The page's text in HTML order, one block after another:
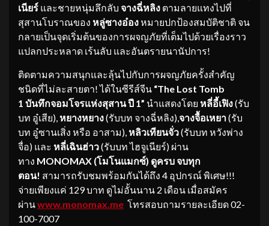
เนียร์ และชายหนุ่มลึกลับ จางฉี่หลิง ตามลายแทงไปที่
สุสานโบราณของ หลู่ซางอ๋องหมายปกป้องสมบัติชาติ จน
กลายเป็นจุดเริ่มต้นของการผจญภัยที่เต็มไปด้วยเรื่องราว
แปลกประหลาด เร้นลับ และอันตรายนานัปการ!
ติดตามความสนุกและลุ้นไปกับการผจญภัยครั้งสำคัญ
ชนิดที่ไม่ละสายตา! ได้ในซีรีส์จีน “The Lost Tomb
1 บันทึกจอมโจรแห่งสุสาน ปี 1” นำแสดงโดย หลี่อี้เฟิง(รับ
บท อู๋เสีย), หยางหยาง(รับบท จางฉี่หลิง),จางจื้อเหยา(รับ
บท อู๋ซานเสิ่ง หรือ อาสาม), หลิวเทียนจั่ว(รับบท หวังพ่าง
จื่อ) และ หลี่เฉินฮ่าว(รับบท ไฮจูเนียร์) ผ่าน
ทาง MONOMAX (โมโนแมกซ์) ดูครบ จบทุก
ตอน! สามารถรับชมพร้อมกันได้ถึง 4 อุปกรณ์ พิเศษ!!!
จ่ายเพียงแค่ 129 บาท ดูไม่อั้นนาน 2 เดือน เมื่อสมัคร
ผ่านwww.monomax.me โทรสอบถามรายละเอียด 02-
100-7007